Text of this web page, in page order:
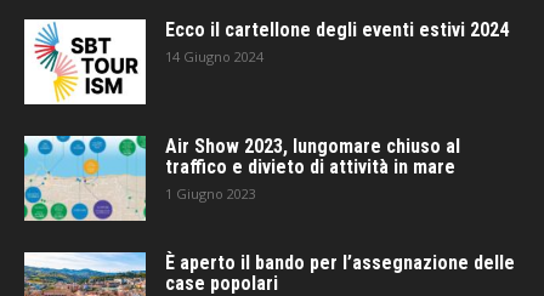
Ecco il cartellone degli eventi estivi 2024
14 Giugno 2024
Air Show 2023, lungomare chiuso al
traffico e divieto di attività in mare
1 Giugno 2023
È aperto il bando per l’assegnazione delle
case popolari